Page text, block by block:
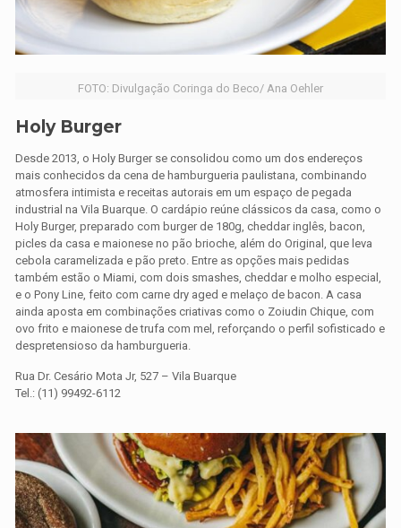
FOTO: Divulgação Coringa do Beco/ Ana Oehler
Holy Burger
Desde 2013, o Holy Burger se consolidou como um dos endereços
mais conhecidos da cena de hamburgueria paulistana, combinando
atmosfera intimista e receitas autorais em um espaço de pegada
industrial na Vila Buarque. O cardápio reúne clássicos da casa, como o
Holy Burger, preparado com burger de 180g, cheddar inglês, bacon,
picles da casa e maionese no pão brioche, além do Original, que leva
cebola caramelizada e pão preto. Entre as opções mais pedidas
também estão o Miami, com dois smashes, cheddar e molho especial,
e o Pony Line, feito com carne dry aged e melaço de bacon. A casa
ainda aposta em combinações criativas como o Zoiudin Chique, com
ovo frito e maionese de trufa com mel, reforçando o perfil sofisticado e
despretensioso da hamburgueria.
Rua Dr. Cesário Mota Jr, 527 – Vila Buarque
Tel.: (11) 99492-6112